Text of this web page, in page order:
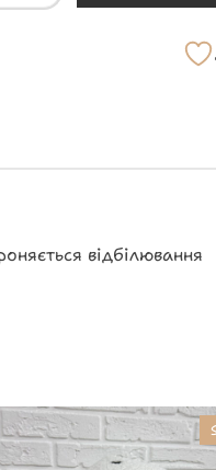
відбілювання